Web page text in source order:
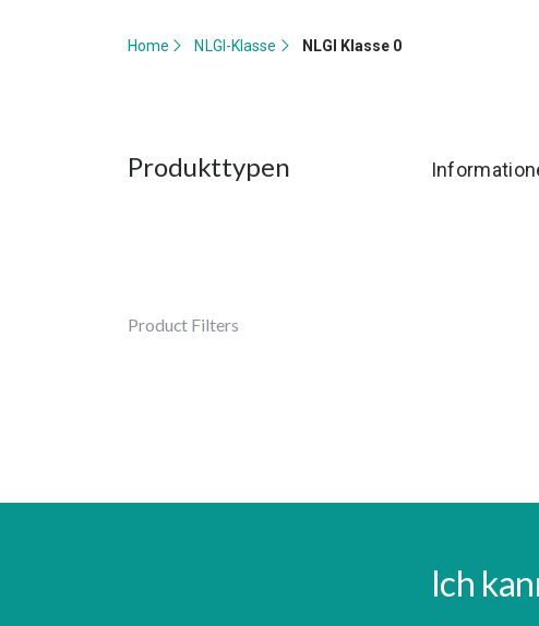
Home NLGI-Klasse NLGI Klasse 0
Produkttypen
Product Filters
Ich